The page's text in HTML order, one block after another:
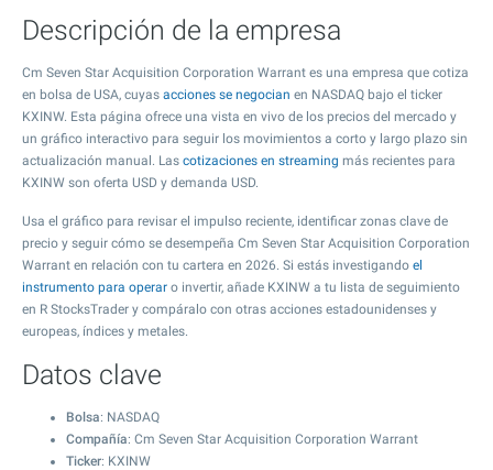
Descripción de la empresa
Cm Seven Star Acquisition Corporation Warrant es una empresa que cotiza
en bolsa de USA, cuyas acciones se negocian en NASDAQ bajo el ticker
KXINW. Esta página ofrece una vista en vivo de los precios del mercado y
un gráfico interactivo para seguir los movimientos a corto y largo plazo sin
actualización manual. Las cotizaciones en streaming más recientes para
KXINW son oferta USD y demanda USD.
Usa el gráfico para revisar el impulso reciente, identificar zonas clave de
precio y seguir cómo se desempeña Cm Seven Star Acquisition Corporation
Warrant en relación con tu cartera en 2026. Si estás investigando el
instrumento para operar o invertir, añade KXINW a tu lista de seguimiento
en R StocksTrader y compáralo con otras acciones estadounidenses y
europeas, índices y metales.
Datos clave
Bolsa: NASDAQ
Compañía: Cm Seven Star Acquisition Corporation Warrant
Ticker: KXINW